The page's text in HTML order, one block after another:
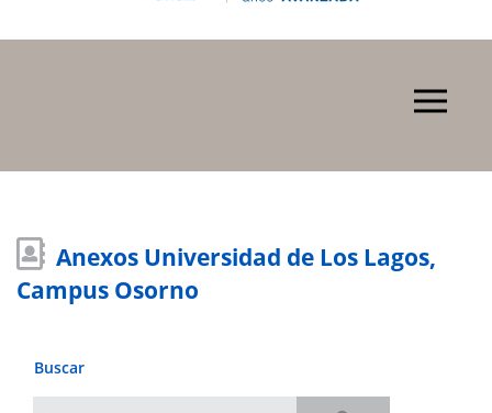
Anexos Universidad de Los Lagos,
Campus Osorno
Buscar